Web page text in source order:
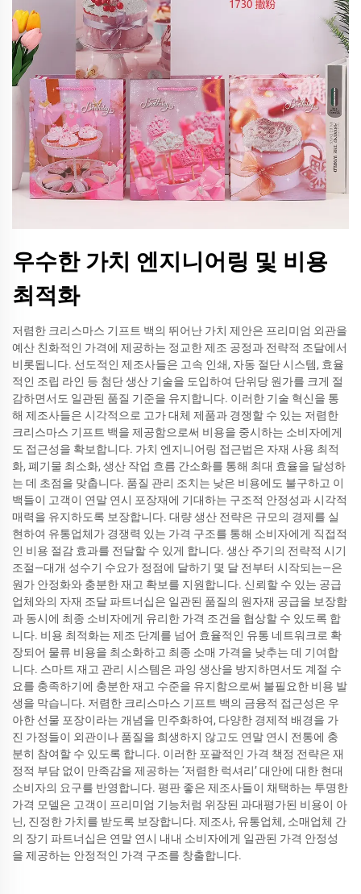
우수한 가치 엔지니어링 및 비용
최적화
저렴한 크리스마스 기프트 백의 뛰어난 가치 제안은 프리미엄 외관을
예산 친화적인 가격에 제공하는 정교한 제조 공정과 전략적 조달에서
비롯됩니다. 선도적인 제조사들은 고속 인쇄, 자동 절단 시스템, 효율
적인 조립 라인 등 첨단 생산 기술을 도입하여 단위당 원가를 크게 절
감하면서도 일관된 품질 기준을 유지합니다. 이러한 기술 혁신을 통
해 제조사들은 시각적으로 고가 대체 제품과 경쟁할 수 있는 저렴한
크리스마스 기프트 백을 제공함으로써 비용을 중시하는 소비자에게
도 접근성을 확보합니다. 가치 엔지니어링 접근법은 자재 사용 최적
화, 폐기물 최소화, 생산 작업 흐름 간소화를 통해 최대 효율을 달성하
는 데 초점을 맞춥니다. 품질 관리 조치는 낮은 비용에도 불구하고 이
백들이 고객이 연말 연시 포장재에 기대하는 구조적 안정성과 시각적
매력을 유지하도록 보장합니다. 대량 생산 전략은 규모의 경제를 실
현하여 유통업체가 경쟁력 있는 가격 구조를 통해 소비자에게 직접적
인 비용 절감 효과를 전달할 수 있게 합니다. 생산 주기의 전략적 시기
조절—대개 성수기 수요가 정점에 달하기 몇 달 전부터 시작되는—은
원가 안정화와 충분한 재고 확보를 지원합니다. 신뢰할 수 있는 공급
업체와의 자재 조달 파트너십은 일관된 품질의 원자재 공급을 보장함
과 동시에 최종 소비자에게 유리한 가격 조건을 협상할 수 있도록 합
니다. 비용 최적화는 제조 단계를 넘어 효율적인 유통 네트워크로 확
장되어 물류 비용을 최소화하고 최종 소매 가격을 낮추는 데 기여합
니다. 스마트 재고 관리 시스템은 과잉 생산을 방지하면서도 계절 수
요를 충족하기에 충분한 재고 수준을 유지함으로써 불필요한 비용 발
생을 막습니다. 저렴한 크리스마스 기프트 백의 금융적 접근성은 우
아한 선물 포장이라는 개념을 민주화하여, 다양한 경제적 배경을 가
진 가정들이 외관이나 품질을 희생하지 않고도 연말 연시 전통에 충
분히 참여할 수 있도록 합니다. 이러한 포괄적인 가격 책정 전략은 재
정적 부담 없이 만족감을 제공하는 ‘저렴한 럭셔리’ 대안에 대한 현대
소비자의 요구를 반영합니다. 평판 좋은 제조사들이 채택하는 투명한
가격 모델은 고객이 프리미엄 기능처럼 위장된 과대평가된 비용이 아
닌, 진정한 가치를 받도록 보장합니다. 제조사, 유통업체, 소매업체 간
의 장기 파트너십은 연말 연시 내내 소비자에게 일관된 가격 안정성
을 제공하는 안정적인 가격 구조를 창출합니다.